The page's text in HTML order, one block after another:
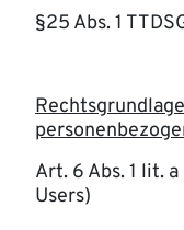
§25 Abs. 1
Art. 6 Abs. 1 lit.
Users)